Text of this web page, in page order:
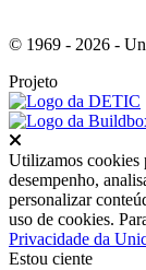
© 1969 - 2026 -
Projeto
Utilizamos cookies
desempenho,
personalizar
uso de cookies.
Privacidade da
Estou ciente